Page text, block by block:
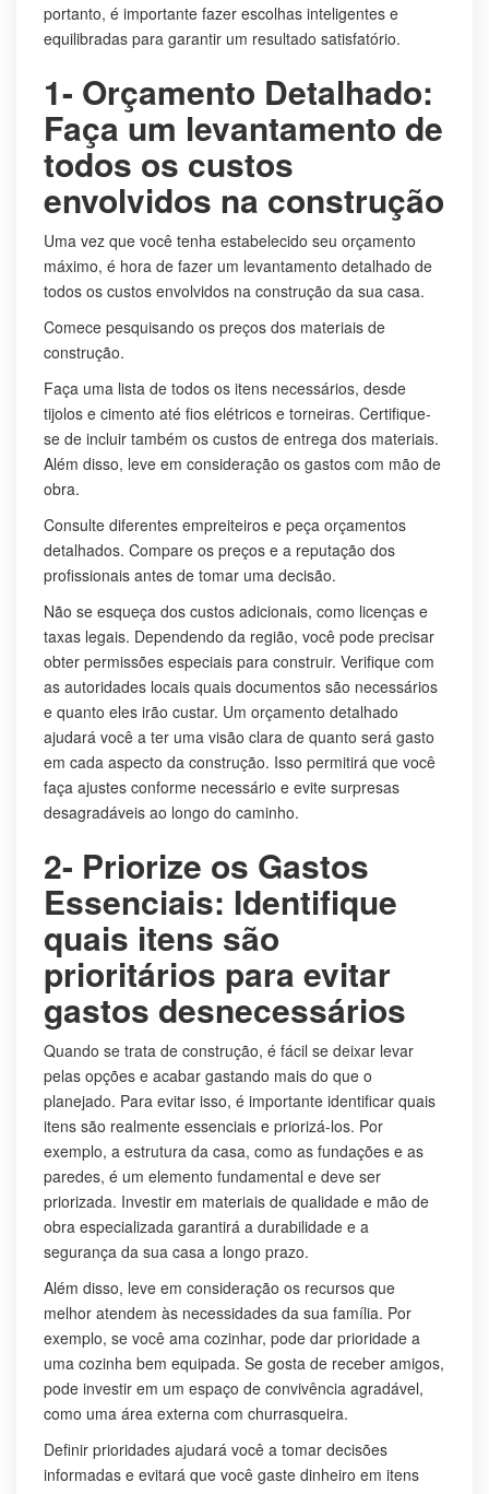
portanto, é importante fazer escolhas inteligentes e
equilibradas para garantir um resultado satisfatório.
1- Orçamento Detalhado:
Faça um levantamento de
todos os custos
envolvidos na construção
Uma vez que você tenha estabelecido seu orçamento
máximo, é hora de fazer um levantamento detalhado de
todos os custos envolvidos na construção da sua casa.
Comece pesquisando os preços dos materiais de
construção.
Faça uma lista de todos os itens necessários, desde
tijolos e cimento até fios elétricos e torneiras. Certifique-
se de incluir também os custos de entrega dos materiais.
Além disso, leve em consideração os gastos com mão de
obra.
Consulte diferentes empreiteiros e peça orçamentos
detalhados. Compare os preços e a reputação dos
profissionais antes de tomar uma decisão.
Não se esqueça dos custos adicionais, como licenças e
taxas legais. Dependendo da região, você pode precisar
obter permissões especiais para construir. Verifique com
as autoridades locais quais documentos são necessários
e quanto eles irão custar. Um orçamento detalhado
ajudará você a ter uma visão clara de quanto será gasto
em cada aspecto da construção. Isso permitirá que você
faça ajustes conforme necessário e evite surpresas
desagradáveis ao longo do caminho.
2- Priorize os Gastos
Essenciais: Identifique
quais itens são
prioritários para evitar
gastos desnecessários
Quando se trata de construção, é fácil se deixar levar
pelas opções e acabar gastando mais do que o
planejado. Para evitar isso, é importante identificar quais
itens são realmente essenciais e priorizá-los. Por
exemplo, a estrutura da casa, como as fundações e as
paredes, é um elemento fundamental e deve ser
priorizada. Investir em materiais de qualidade e mão de
obra especializada garantirá a durabilidade e a
segurança da sua casa a longo prazo.
Além disso, leve em consideração os recursos que
melhor atendem às necessidades da sua família. Por
exemplo, se você ama cozinhar, pode dar prioridade a
uma cozinha bem equipada. Se gosta de receber amigos,
pode investir em um espaço de convivência agradável,
como uma área externa com churrasqueira.
Definir prioridades ajudará você a tomar decisões
informadas e evitará que você gaste dinheiro em itens